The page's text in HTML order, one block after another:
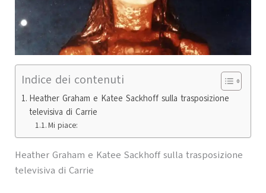
Indice dei contenuti
Heather Graham e Katee Sackhoff sulla trasposizione
televisiva di Carrie
Mi piace:
Heather Graham e Katee Sackhoff sulla trasposizione
televisiva di Carrie